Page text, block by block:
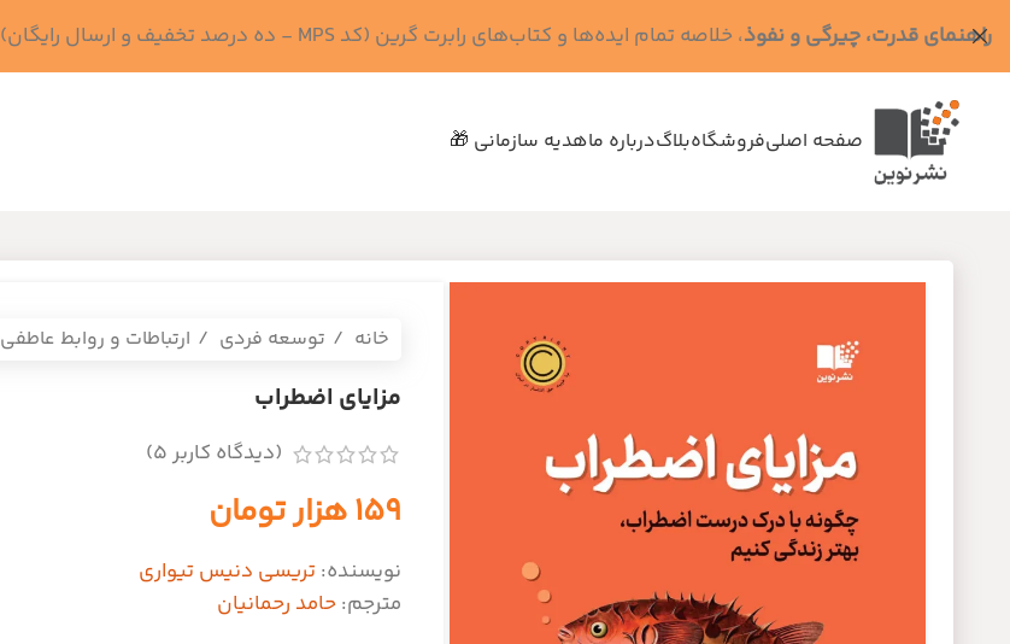
صفحه اصلیفروشگاهبلاگدرباره ماهدیه سازمانی 🎁
خانه توسعه فردی ارتباطات و روابط عاطفی
مزایای اضطراب
(دیدگاه کاربر 5
)
۱۵۹هزار تومان
نویسنده: تریسی دنیس تیواری
مترجم:حامد رحمانیان
راهنمای قدرت، چیرگی و نفوذ، خلاصه تمام ایده‌ها و کتاب‌های رابرت گرین (کد MPS - ده درصد تخفیف و ارسال رایگان)